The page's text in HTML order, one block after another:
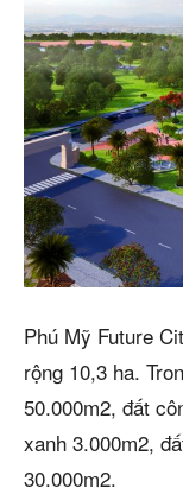
Phú Mỹ Future
rộng 10,3 ha.
50.000m2, đất
xanh 3.000m2,
30.000m2.